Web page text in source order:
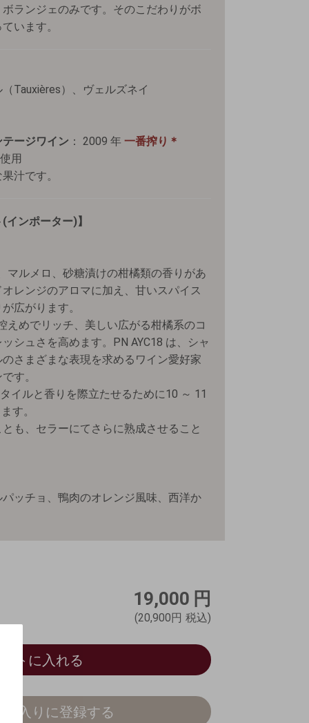
ランジェのみです。そのこだわりがボ
います。
（Tauxières）、ヴェルズネイ
ージワイン ： 2009 年 一番搾り＊
用
汁です。
インポーター)】
マルメロ、砂糖漬けの柑橘類の香りがあ
レンジのアロマに加え、甘いスパイス
広がります。
えめでリッチ、美しい広がる柑橘系のコ
シュさを高めます。PN AYC18 は、シャ
さまざまな表現を求めるワイン愛好家
す。
イルと香りを際立たせるために10 ～ 11
す。
も、セラーにてさらに熟成させること
ッチョ、鴨肉のオレンジ風味、西洋か
19,000 円
(20,900円 税込)
ートに入れる
に入りに登録する